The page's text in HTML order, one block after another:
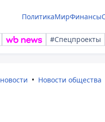
ПолитикаМирФинансы
#Спецпроекты
Новости общества